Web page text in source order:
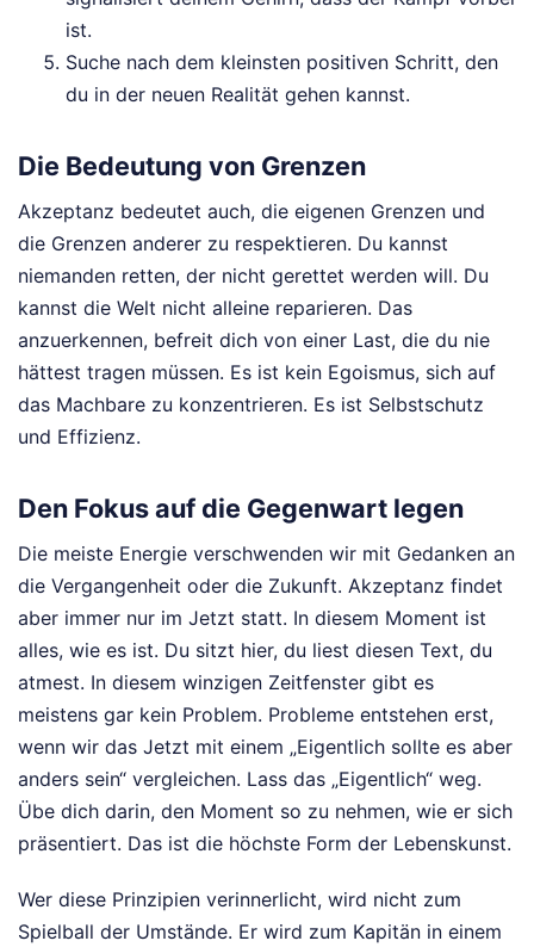
ist.
Suche nach dem kleinsten positiven Schritt, den
du in der neuen Realität gehen kannst.
Die Bedeutung von Grenzen
Akzeptanz bedeutet auch, die eigenen Grenzen und
die Grenzen anderer zu respektieren. Du kannst
niemanden retten, der nicht gerettet werden will. Du
kannst die Welt nicht alleine reparieren. Das
anzuerkennen, befreit dich von einer Last, die du nie
hättest tragen müssen. Es ist kein Egoismus, sich auf
das Machbare zu konzentrieren. Es ist Selbstschutz
und Effizienz.
Den Fokus auf die Gegenwart legen
Die meiste Energie verschwenden wir mit Gedanken an
die Vergangenheit oder die Zukunft. Akzeptanz findet
aber immer nur im Jetzt statt. In diesem Moment ist
alles, wie es ist. Du sitzt hier, du liest diesen Text, du
atmest. In diesem winzigen Zeitfenster gibt es
meistens gar kein Problem. Probleme entstehen erst,
wenn wir das Jetzt mit einem „Eigentlich sollte es aber
anders sein“ vergleichen. Lass das „Eigentlich“ weg.
Übe dich darin, den Moment so zu nehmen, wie er sich
präsentiert. Das ist die höchste Form der Lebenskunst.
Wer diese Prinzipien verinnerlicht, wird nicht zum
Spielball der Umstände. Er wird zum Kapitän in einem